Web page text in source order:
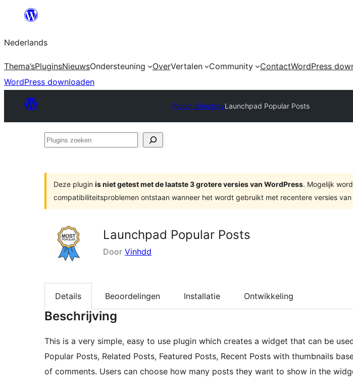
de
inhoud
Nederlands
Thema’sPluginsNieuwsOndersteuning OverVertalen Community ContactWordPress
WordPress downloaden
Plugin DirectoryLaunchpad Popular Posts
Plugins
Deze plugin is niet getest met de laatste 3 grotere versies van WordPress. Mogelijk
compatibiliteitsproblemen ontstaan wanneer het wordt gebruikt met recentere versies van
Launchpad Popular Posts
Door Vinhdd
Details Beoordelingen Installatie Ontwikkeling
Beschrijving
This is a very simple, easy to use plugin which creates a widget that can be
Popular Posts, Related Posts, Featured Posts, Recent Posts with thumbnails
of comments. Users can choose how many posts they want to show in the